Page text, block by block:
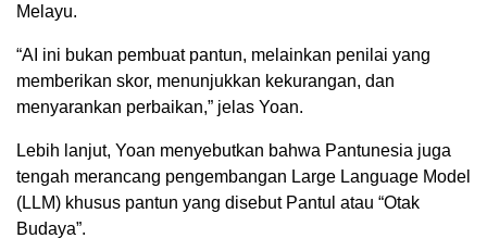
Melayu.
“AI ini bukan pembuat pantun, melainkan penilai yang
memberikan skor, menunjukkan kekurangan, dan
menyarankan perbaikan,” jelas Yoan.
Lebih lanjut, Yoan menyebutkan bahwa Pantunesia juga
tengah merancang pengembangan Large Language Model
(LLM) khusus pantun yang disebut Pantul atau “Otak
Budaya”.